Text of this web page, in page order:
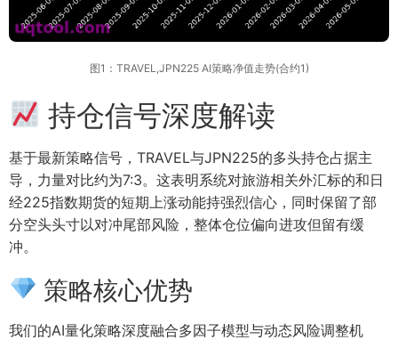
图1：TRAVEL,JPN225 AI策略净值走势(合约1)
持仓信号深度解读
基于最新策略信号，TRAVEL与JPN225的多头持仓占据主
导，力量对比约为7:3。这表明系统对旅游相关外汇标的和日
经225指数期货的短期上涨动能持强烈信心，同时保留了部
分空头头寸以对冲尾部风险，整体仓位偏向进攻但留有缓
冲。
策略核心优势
我们的AI量化策略深度融合多因子模型与动态风险调整机